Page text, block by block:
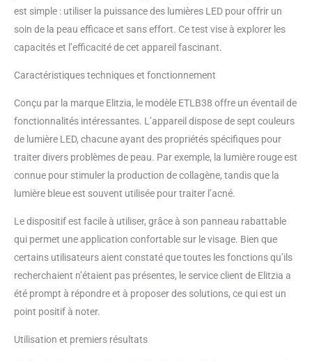
jaune pour améliorer l'échange
reconstituer les cellules de la
peau. Lumière violette, double
réparer les empreintes d'acné.
améliorer le métabolisme de la
peau Nombreuses utilisations :
apparence exquise et design
unique, la machine de soins de la
l'acné, le visage rouge, le signe de
la variole, les pores et
et efficace : machine de beauté à
ondes lumineuses naturelles,
transmise directement par les
LED dans la peau, ce qui est
l'utilisation. La lumière LED aide
secondaire, sain et sûr
est simple : utiliser la puissance des lumières LED pour offrir un
soin de la peau efficace et sans effort. Ce test vise à explorer les
capacités et l’efficacité de cet appareil fascinant.
Caractéristiques techniques et fonctionnement
Conçu par la marque Elitzia, le modèle ETLB38 offre un éventail de
fonctionnalités intéressantes. L’appareil dispose de sept couleurs
de lumière LED, chacune ayant des propriétés spécifiques pour
traiter divers problèmes de peau. Par exemple, la lumière rouge est
connue pour stimuler la production de collagène, tandis que la
lumière bleue est souvent utilisée pour traiter l’acné.
Le dispositif est facile à utiliser, grâce à son panneau rabattable
qui permet une application confortable sur le visage. Bien que
certains utilisateurs aient constaté que toutes les fonctions qu’ils
recherchaient n’étaient pas présentes, le service client de Elitzia a
été prompt à répondre et à proposer des solutions, ce qui est un
point positif à noter.
Utilisation et premiers résultats